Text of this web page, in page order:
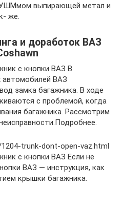
выпирающей метал и
же.
и доработок ВАЗ
с кнопки ВАЗ В
автомобилей ВАЗ
замка багажника. В ходе
с проблемой, когда
багажника. Рассмотрим
trunk-dont-open-vaz.html
с кнопки ВАЗ Если не
ВАЗ — инструкция, как
крышки багажника.